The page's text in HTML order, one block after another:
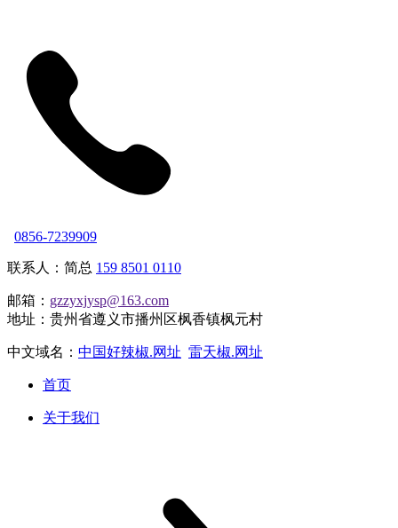
0856-7239909
联系人：简总 159 8501 0110
邮箱： gzzyxjysp@163.com
地址：贵州省遵义市播州区枫香镇枫元村
中文域名： 中国好辣椒.网址 雷天椒.网址
首页
关于我们